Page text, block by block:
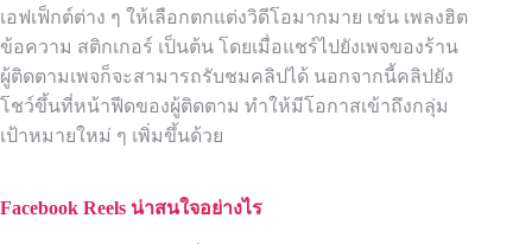
เอฟเฟ็กต์ต่าง ๆ ให้เลือกตกแต่งวิดีโอมากมาย เช่น เพลงฮิต
ข้อความ สติกเกอร์ เป็นต้น โดยเมื่อแชร์ไปยังเพจของร้าน
ผู้ติดตามเพจก็จะสามารถรับชมคลิปได้ นอกจากนี้คลิปยัง
โชว์ขึ้นที่หน้าฟีดของผู้ติดตาม ทำให้มีโอกาสเข้าถึงกลุ่ม
เป้าหมายใหม่ ๆ เพิ่มขึ้นด้วย
Facebook Reels น่าสนใจอย่างไร